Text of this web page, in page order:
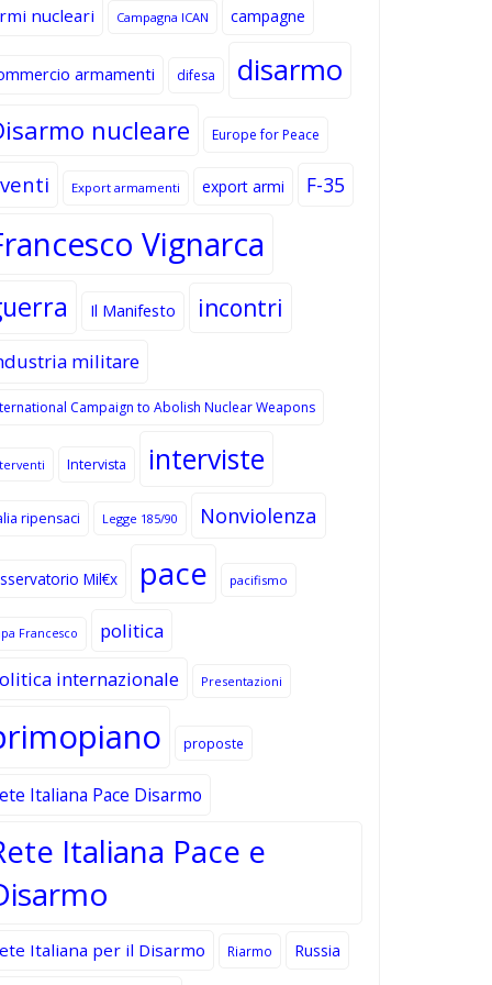
nucleari Campagna ICAN campagne
armamenti difesa disarmo
nucleare Europe for Peace
Export armamenti export armi F-35
Vignarca
Il Manifesto incontri
militare
Campaign to Abolish Nuclear Weapons
Intervista interviste
ripensaci Legge 185/90 Nonviolenza
Mil€x pace pacifismo
Francesco
politica
internazionale
Presentazioni
proposte
Italiana Pace Disarmo
Italiana Pace e
Italiana per il Disarmo Riarmo Russia